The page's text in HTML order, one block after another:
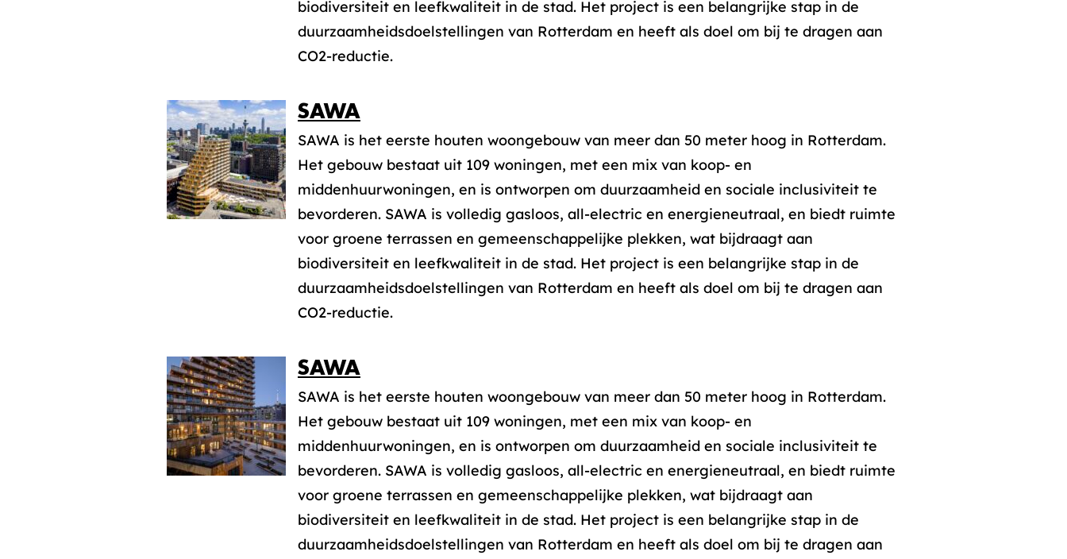
biodiversiteit en leefkwaliteit in de stad. Het project is een belangrijke stap in de
duurzaamheidsdoelstellingen van Rotterdam en heeft als doel om bij te dragen aan
CO2-reductie.
SAWA
SAWA is het eerste houten woongebouw van meer dan 50 meter hoog in Rotterdam.
Het gebouw bestaat uit 109 woningen, met een mix van koop- en
middenhuurwoningen, en is ontworpen om duurzaamheid en sociale inclusiviteit te
bevorderen. SAWA is volledig gasloos, all-electric en energieneutraal, en biedt ruimte
voor groene terrassen en gemeenschappelijke plekken, wat bijdraagt aan
biodiversiteit en leefkwaliteit in de stad. Het project is een belangrijke stap in de
duurzaamheidsdoelstellingen van Rotterdam en heeft als doel om bij te dragen aan
CO2-reductie.
SAWA
SAWA is het eerste houten woongebouw van meer dan 50 meter hoog in Rotterdam.
Het gebouw bestaat uit 109 woningen, met een mix van koop- en
middenhuurwoningen, en is ontworpen om duurzaamheid en sociale inclusiviteit te
bevorderen. SAWA is volledig gasloos, all-electric en energieneutraal, en biedt ruimte
voor groene terrassen en gemeenschappelijke plekken, wat bijdraagt aan
biodiversiteit en leefkwaliteit in de stad. Het project is een belangrijke stap in de
duurzaamheidsdoelstellingen van Rotterdam en heeft als doel om bij te dragen aan